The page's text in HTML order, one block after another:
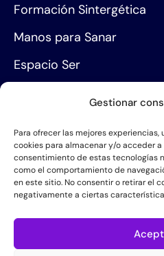
Gestionar
Para ofrecer las mejores
cookies para almacenar y/o acceder
consentimiento de estas tecnologías
como el comportamiento de
en este sitio. No consentir o retirar el
negativamente a ciertas
Formación Sintergética
Manos para Sanar
Espacio Ser
Proyección social
Hazte socio
Grupos de Servicio